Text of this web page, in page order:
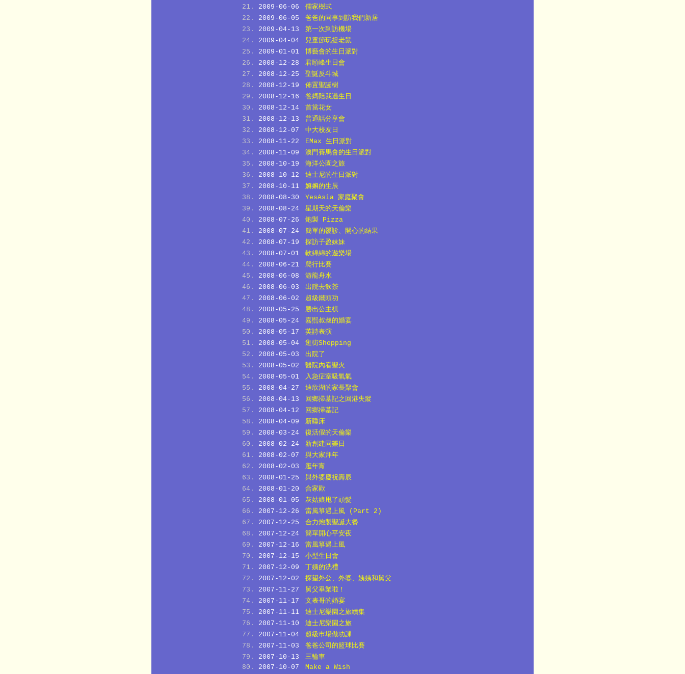
2009-06-06
儒家樹式
2009-06-05
爸爸的同事到訪我們新居
2009-04-13
第一次到訪機場
2009-04-04
兒童節玩捉老鼠
2009-01-01
博藝會的生日派對
2008-12-28
君頤峰生日會
2008-12-25
聖誕反斗城
2008-12-19
佈置聖誕樹
2008-12-16
爸媽陪我過生日
2008-12-14
首當花女
2008-12-13
普通話分享會
2008-12-07
中大校友日
2008-11-22
EMax 生日派對
2008-11-09
澳門賽馬會的生日派對
2008-10-19
海洋公園之旅
2008-10-12
迪士尼的生日派對
2008-10-11
嫲嫲的生辰
2008-08-30
YesAsia 家庭聚會
2008-08-24
星期天的天倫樂
2008-07-26
炮製 Pizza
2008-07-24
簡單的覆診、開心的結果
2008-07-19
探訪子盈妹妹
2008-07-01
軟綿綿的遊樂場
2008-06-21
爬行比賽
2008-06-08
游龍舟水
2008-06-03
出院去飲茶
2008-06-02
超級鐵頭功
2008-05-25
勝出公主棋
2008-05-24
嘉熙叔叔的婚宴
2008-05-17
英詩表演
2008-05-04
逛街Shopping
2008-05-03
出院了
2008-05-02
醫院內看聖火
2008-05-01
入急症室吸氧氣
2008-04-27
迪欣湖的家長聚會
2008-04-13
回鄉掃墓記之回港失蹤
2008-04-12
回鄉掃墓記
2008-04-09
新睡床
2008-03-24
復活假的天倫樂
2008-02-24
新創建同樂日
2008-02-07
與大家拜年
2008-02-03
逛年宵
2008-01-25
與外婆慶祝壽辰
2008-01-20
合家歡
2008-01-05
灰姑娘甩了頭髮
2007-12-26
當風箏遇上風 (Part 2)
2007-12-25
合力炮製聖誕大餐
2007-12-24
簡單開心平安夜
2007-12-16
當風箏遇上風
2007-12-15
小型生日會
2007-12-09
丁姨的洗禮
2007-12-02
探望外公、外婆、姨姨和舅父
2007-11-27
舅父畢業啦！
2007-11-17
文表哥的婚宴
2007-11-11
迪士尼樂園之旅續集
2007-11-10
迪士尼樂園之旅
2007-11-04
超級巿場做功課
2007-11-03
爸爸公司的籃球比賽
2007-10-13
三輪車
2007-10-07
Make a Wish